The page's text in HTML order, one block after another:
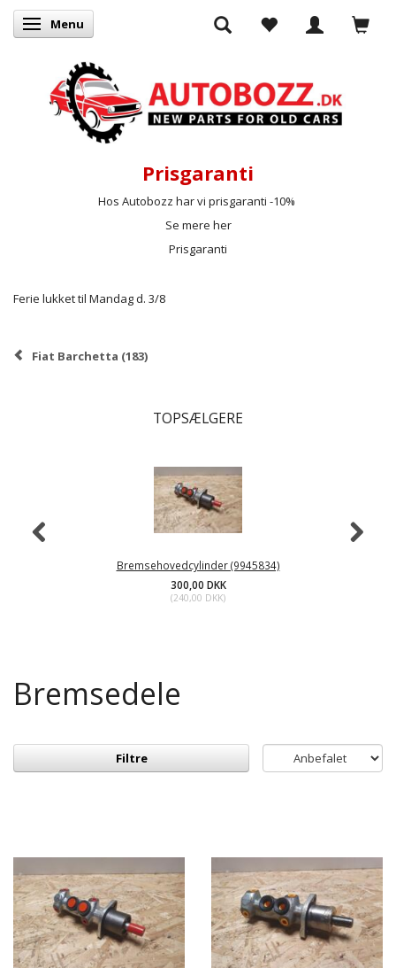
Skifte navigation
Menu
Prisgaranti
Hos Autobozz har vi prisgaranti -10%
Se mere her
Prisgaranti
Ferie lukket til Mandag d. 3/8
Fiat Barchetta (183)
TOPSÆLGERE
Bremsehovedcylinder (9945834)
300,00 DKK
(240,00 DKK)
Bremsedele
Filtre